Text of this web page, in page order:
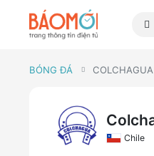
BÓNG ĐÁ COLCHAGUA
Chile